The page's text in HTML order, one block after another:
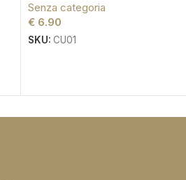
Senza categoria
€ 6.90
SKU: CU01